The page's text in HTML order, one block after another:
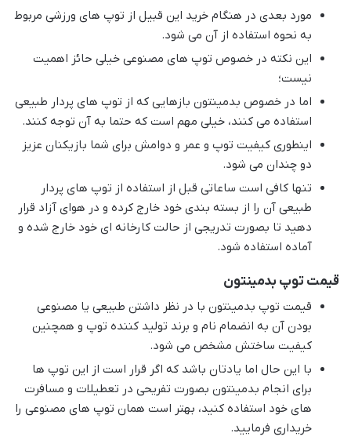
مورد بعدی در هنگام خرید این قبیل از توپ های ورزشی مربوط
به نحوه استفاده از آن می شود.
این نکته در خصوص توپ های مصنوعی خیلی حائز اهمیت
نیست؛
اما در خصوص بدمینتون بازهایی که از توپ های پردار طبیعی
استفاده می کنند، خیلی مهم است که حتما به آن توجه کنند.
اینطوری کیفیت توپ و عمر و دوامش برای شما بازیکنان عزیز
دو چندان می شود.
تنها کافی است ساعاتی قبل از استفاده از توپ های پردار
طبیعی آن را از بسته بندی خود خارج کرده و در هوای آزاد قرار
دهید تا بصورت تدریجی از حالت کارخانه ای خود خارج شده و
آماده استفاده شود.
قیمت توپ بدمینتون
قیمت توپ بدمینتون با در نظر داشتن طبیعی یا مصنوعی
بودن آن به انضمام نام و برند تولید کننده توپ و همچنین
کیفیت ساختش مشخص می شود.
با این حال اما یادتان باشد که اگر قرار است از این توپ ها
برای انجام بدمینتون بصورت تفریحی در تعطیلات و مسافرت
های خود استفاده کنید، بهتر است همان توپ های مصنوعی را
خریداری فرمایید.